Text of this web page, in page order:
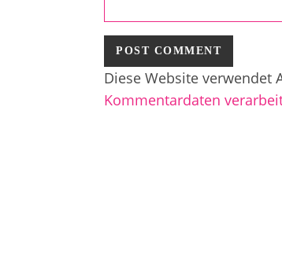
Diese Website verwendet
Kommentardaten